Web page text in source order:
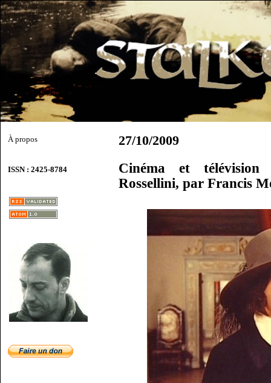
À propos
ISSN : 2425-8784
27/10/2009
Cinéma et télévision
Rossellini, par Francis